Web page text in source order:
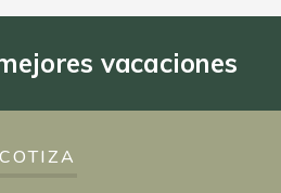
vacaciones
COTIZA